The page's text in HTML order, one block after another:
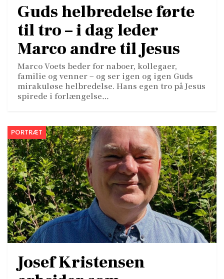
Guds helbredelse førte
til tro – i dag leder
Marco andre til Jesus
Marco Voets beder for naboer, kollegaer,
familie og venner – og ser igen og igen Guds
mirakuløse helbredelse. Hans egen tro på Jesus
spirede i forlængelse…
PORTRÆT
Josef Kristensen